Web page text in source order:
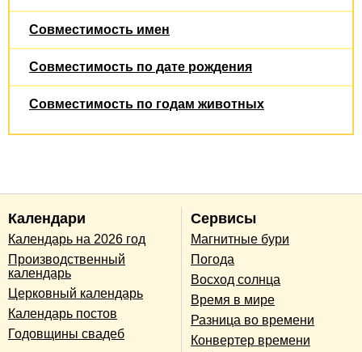
Совместимость имен
Совместимость по дате рождения
Совместимость по годам животных
Календари
Календарь на 2026 год
Производственный
календарь
Церковный календарь
Календарь постов
Годовщины свадеб
Сервисы
Магнитные бури
Погода
Восход солнца
Время в мире
Разница во времени
Конвертер времени